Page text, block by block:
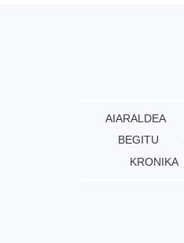
AIARALDEA
BEGITU
KRONIKA